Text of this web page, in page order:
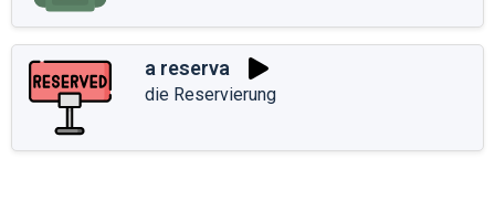
a reserva
die Reservierung